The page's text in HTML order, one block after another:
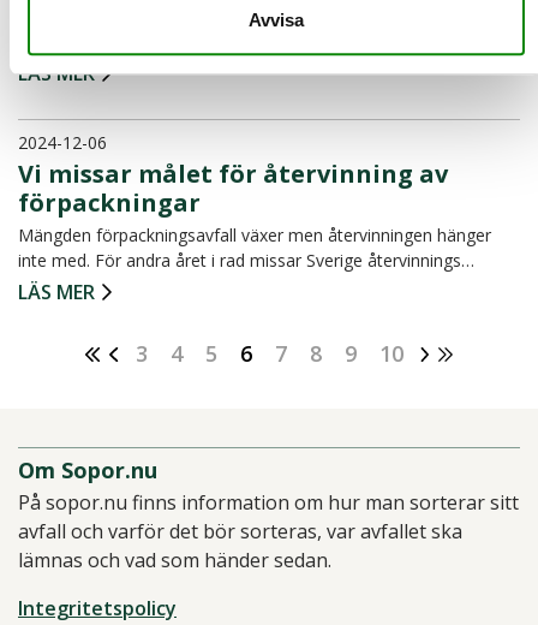
Avvisa
Julhelgerna (och den efterföljande rean) innebär en ökad
LÄS MER
2024-12-06
Vi missar målet för återvinning av
förpackningar
Mängden förpackningsavfall växer men återvinningen hänger
inte med. För andra året i rad missar Sverige återvinnings…
LÄS MER
3 4 5 6 7 8 9 10
Om Sopor.nu
På sopor.nu finns information om hur man sorterar sitt
avfall och varför det bör sorteras, var avfallet ska
lämnas och vad som händer sedan.
Integritetspolicy